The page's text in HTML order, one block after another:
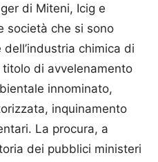
di Miteni, Icig e
società che si sono
chimica di
di avvelenamento
innominato,
inquinamento
La procura, a
dei pubblici ministeri